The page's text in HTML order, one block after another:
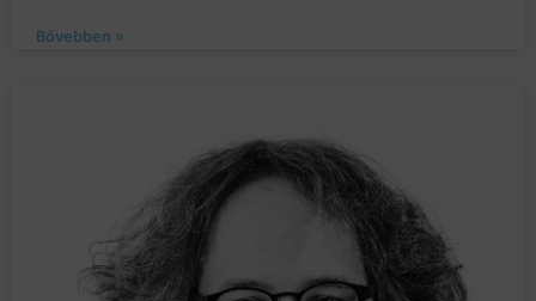
Bővebben »